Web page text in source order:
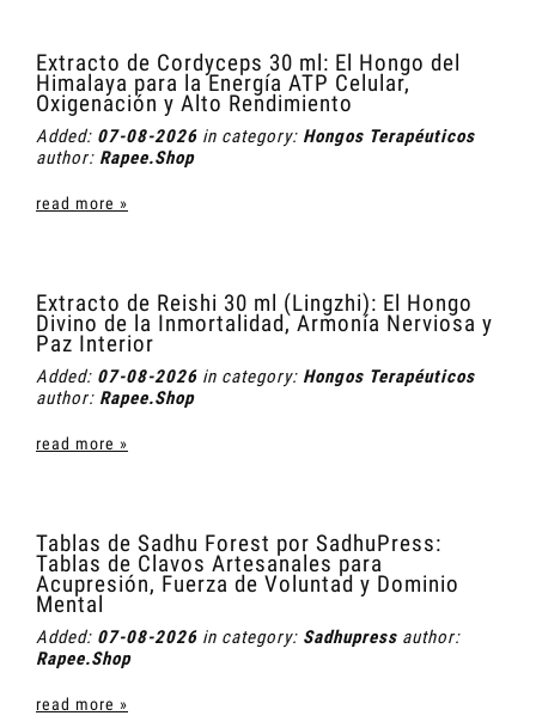
Extracto de Cordyceps 30 ml: El Hongo del
Himalaya para la Energía ATP Celular,
Oxigenación y Alto Rendimiento
Added: 07-08-2026 in category: Hongos Terapéuticos
author: Rapee.Shop
read more »
Extracto de Reishi 30 ml (Lingzhi): El Hongo
Divino de la Inmortalidad, Armonía Nerviosa y
Paz Interior
Added: 07-08-2026 in category: Hongos Terapéuticos
author: Rapee.Shop
read more »
Tablas de Sadhu Forest por SadhuPress:
Tablas de Clavos Artesanales para
Acupresión, Fuerza de Voluntad y Dominio
Mental
Added: 07-08-2026 in category: Sadhupress author:
Rapee.Shop
read more »